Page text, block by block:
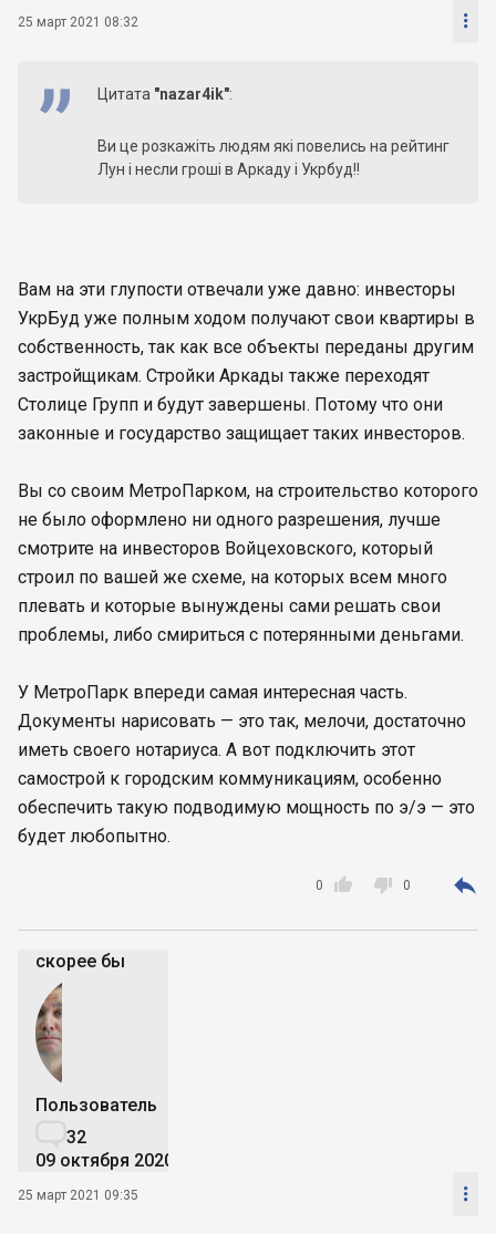
25 март 2021 08:32 
Цитата "nazar4ik":
Ви це розкажіть людям які повелись на рейтинг
Лун і несли гроші в Аркаду і Укрбуд!!
Вам на эти глупости отвечали уже давно: инвесторы
УкрБуд уже полным ходом получают свои квартиры в
собственность, так как все объекты переданы другим
застройщикам. Стройки Аркады также переходят
Столице Групп и будут завершены. Потому что они
законные и государство защищает таких инвесторов.
Вы со своим МетроПарком, на строительство которого
не было оформлено ни одного разрешения, лучше
смотрите на инвесторов Войцеховского, который
строил по вашей же схеме, на которых всем много
плевать и которые вынуждены сами решать свои
проблемы, либо смириться с потерянными деньгами.
У МетроПарк впереди самая интересная часть.
Документы нарисовать — это так, мелочи, достаточно
иметь своего нотариуса. А вот подключить этот
самострой к городским коммуникациям, особенно
обеспечить такую подводимую мощность по э/э — это
будет любопытно.

0  0 
скорее бы
Пользователь
32
09 октября 2020
25 март 2021 09:35 